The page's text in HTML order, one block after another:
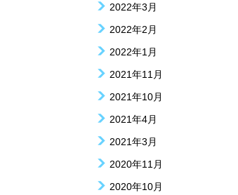
2022年3月
2022年2月
2022年1月
2021年11月
2021年10月
2021年4月
2021年3月
2020年11月
2020年10月